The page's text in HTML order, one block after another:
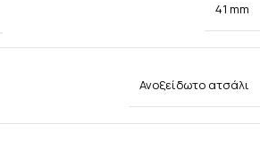
41 mm
Ανοξείδωτο ατσάλι